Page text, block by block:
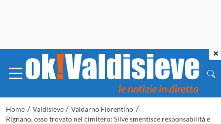
Home / Valdisieve / Valdarno Fiorentino /
Rignano, osso trovato nel cimitero: Silve smentisce responsabilità e
×